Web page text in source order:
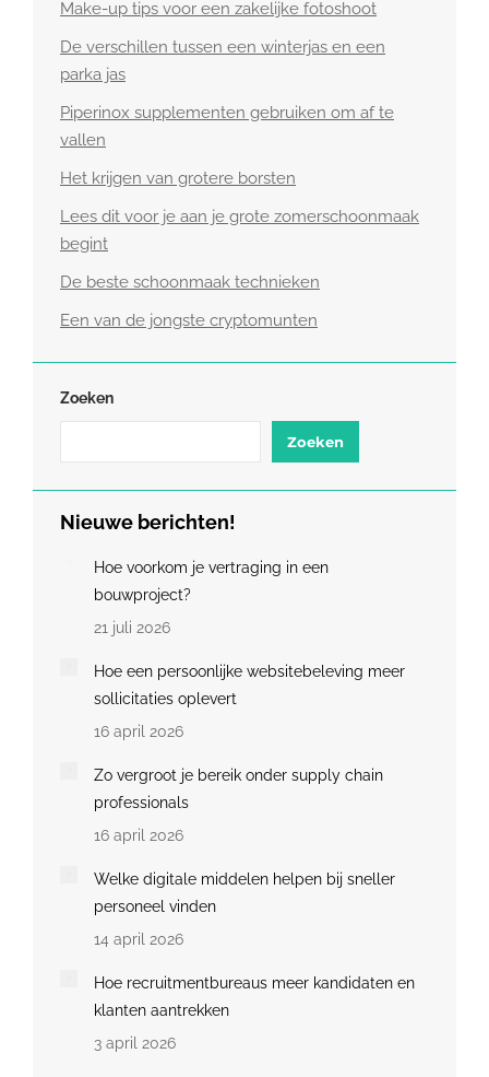
Make-up tips voor een zakelijke fotoshoot
De verschillen tussen een winterjas en een
parka jas
Piperinox supplementen gebruiken om af te
vallen
Het krijgen van grotere borsten
Lees dit voor je aan je grote zomerschoonmaak
begint
De beste schoonmaak technieken
Een van de jongste cryptomunten
Zoeken
Zoeken
Nieuwe berichten!
Hoe voorkom je vertraging in een
bouwproject?
21 juli 2026
Hoe een persoonlijke websitebeleving meer
sollicitaties oplevert
16 april 2026
Zo vergroot je bereik onder supply chain
professionals
16 april 2026
Welke digitale middelen helpen bij sneller
personeel vinden
14 april 2026
Hoe recruitmentbureaus meer kandidaten en
klanten aantrekken
3 april 2026